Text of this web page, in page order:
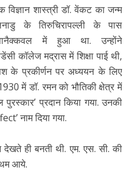
विज्ञान शास्त्री डॉ. वेंकट का जन्म
के तिरुचिरापल्ली के पास
में हुआ था. उन्होंने
कॉलेज मद्रास में शिक्षा पाई थी,
के प्रकीर्णन पर अध्ययन के लिए
में डॉ. रमन को भौतिकी क्षेत्र में
पुरस्कार’ प्रदान किया गया. उनकी
नाम दिया गया.
देखते ही बनती थी. एम. एस. सी. की
आये.